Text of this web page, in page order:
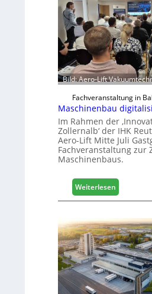
b
r
a
n
c
h
e
e
r
ö
r
e
r
t
k
n
f
t
Bild: Aero-Lift
Fachveranstaltung in
Maschinenbau
Im Rahmen der
Zollernalb‘ der IHK
Aero-Lift Mitte Juli
Fachveranstaltung zur
Maschinenbaus.
Weiterlesen
M
s
c
h
i
n
e
n